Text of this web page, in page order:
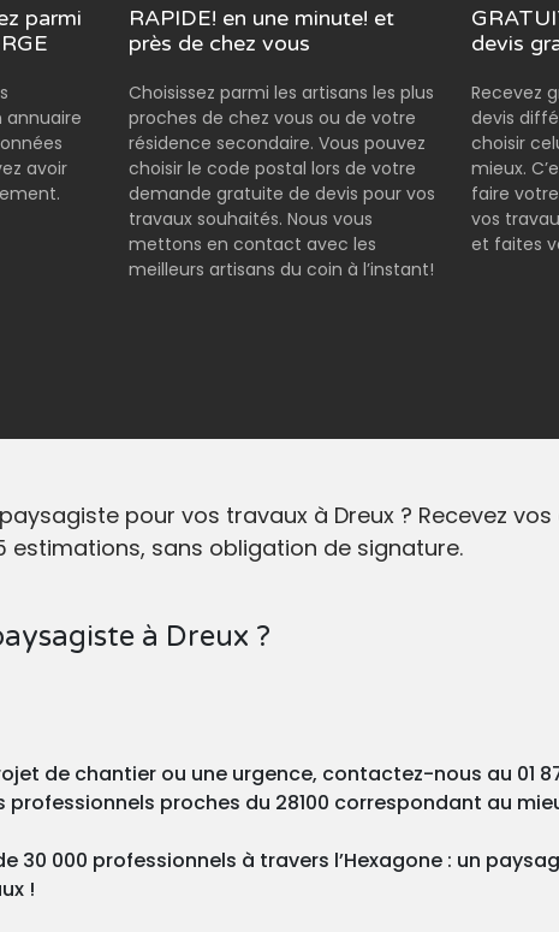
parmi
annuaire
avoir
RAPIDE! en une minute! et
près de chez vous
Choisissez parmi les artisans les plus
proches de chez vous ou de votre
résidence secondaire. Vous pouvez
choisir le code postal lors de votre
demande gratuite de devis pour vos
travaux souhaités. Nous vous
mettons en contact avec les
meilleurs artisans du coin à l’instant!
devis
Recevez
devis
choisir
mieux.
faire
vos
et faites
pour vos travaux à Dreux ? Recevez
estimations, sans obligation de signature.
à Dreux ?
de chantier ou une urgence, contactez-nous au 01
professionnels proches du 28100 correspondant au
30 000 professionnels à travers l’Hexagone : un
!